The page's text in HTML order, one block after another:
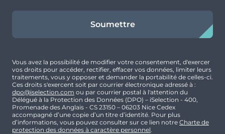
Soumettre
Vous avez la possibilité de modifier votre consentement, d'exercer
vos droits pour accéder, rectifier, effacer vos données, limiter leurs
traitements, vous y opposer et demander la portabilité de celles-ci.
Ces droits s'exercent soit par courrier électronique adressé à :
dpo@iselection.com ou par courrier postal à l'attention du
Délégué à la Protection des Données (DPO) – iSelection - 400,
Promenade des Anglais - CS 23150 – 06203 Nice Cedex
accompagné d’une copie d’un titre d’identité. Pour plus
d’informations, vous pouvez consulter sur ce lien notre Charte de
protection des données à caractère personnel